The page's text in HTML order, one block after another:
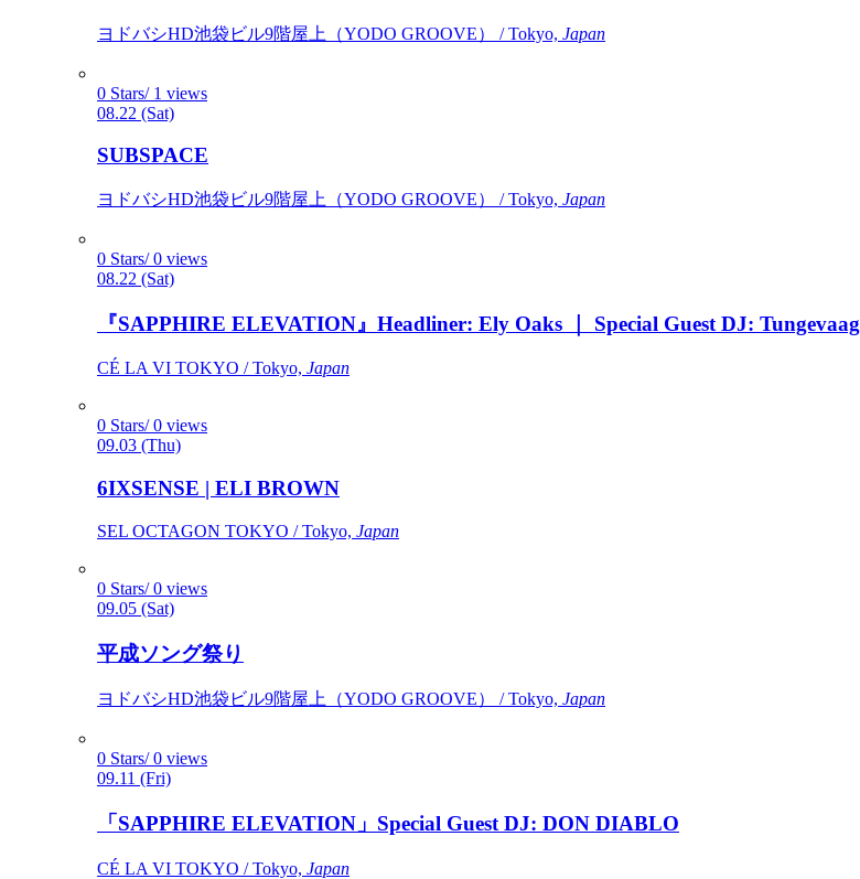
ヨドバシHD池袋ビル9階屋上（YODO GROOVE） / Tokyo, Japan
0 Stars/ 1 views
08.22 (Sat)
SUBSPACE
ヨドバシHD池袋ビル9階屋上（YODO GROOVE） / Tokyo, Japan
0 Stars/ 0 views
08.22 (Sat)
『SAPPHIRE ELEVATION』Headliner: Ely Oaks ｜ Special Guest DJ: Tungevaag
CÉ LA VI TOKYO / Tokyo, Japan
0 Stars/ 0 views
09.03 (Thu)
6IXSENSE | ELI BROWN
SEL OCTAGON TOKYO / Tokyo, Japan
0 Stars/ 0 views
09.05 (Sat)
平成ソング祭り
ヨドバシHD池袋ビル9階屋上（YODO GROOVE） / Tokyo, Japan
0 Stars/ 0 views
09.11 (Fri)
「SAPPHIRE ELEVATION」Special Guest DJ: DON DIABLO
CÉ LA VI TOKYO / Tokyo, Japan